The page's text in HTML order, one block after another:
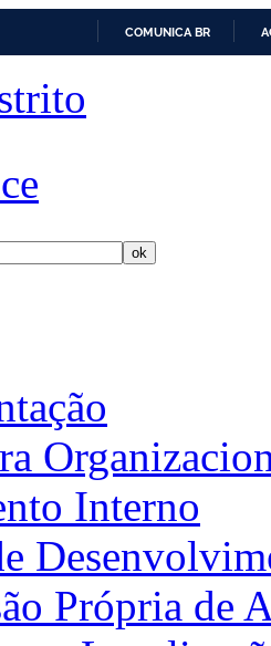
COMUNICA BR
Interno
Própria de